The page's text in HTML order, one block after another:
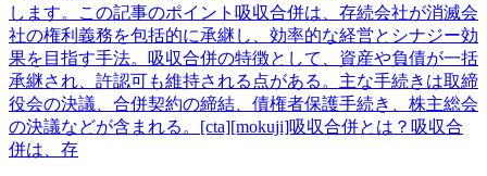
します。この記事のポイント吸収合併は、存続会社が消滅会
社の権利義務を包括的に承継し、効率的な経営とシナジー効
果を目指す手法。吸収合併の特徴として、資産や負債が一括
承継され、許認可も維持される点がある。主な手続きは取締
役会の決議、合併契約の締結、債権者保護手続き、株主総会
の決議などが含まれる。[cta][mokuji]吸収合併とは？吸収合
併は、存